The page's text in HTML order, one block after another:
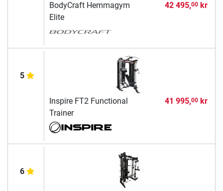
BodyCraft Hemmagym
Elite
42 495,00kr
5
Inspire FT2 Functional
Trainer
41 995,00kr
6